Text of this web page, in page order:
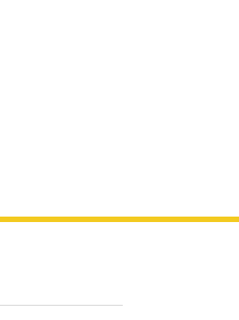
Caferağa Mah. Dr. Şakir Paşa